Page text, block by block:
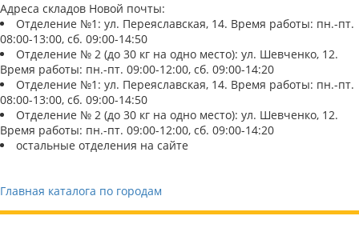
Адреса складов Новой почты:
Отделение №1: ул. Переяславская, 14. Время работы: пн.-пт.
08:00-13:00, сб. 09:00-14:50
Отделение № 2 (до 30 кг на одно место): ул. Шевченко, 12.
Время работы: пн.-пт. 09:00-12:00, сб. 09:00-14:20
Отделение №1: ул. Переяславская, 14. Время работы: пн.-пт.
08:00-13:00, сб. 09:00-14:50
Отделение № 2 (до 30 кг на одно место): ул. Шевченко, 12.
Время работы: пн.-пт. 09:00-12:00, сб. 09:00-14:20
остальные отделения на сайте
Главная каталога по городам